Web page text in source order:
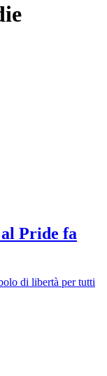
Pride fa
di libertà per tutti